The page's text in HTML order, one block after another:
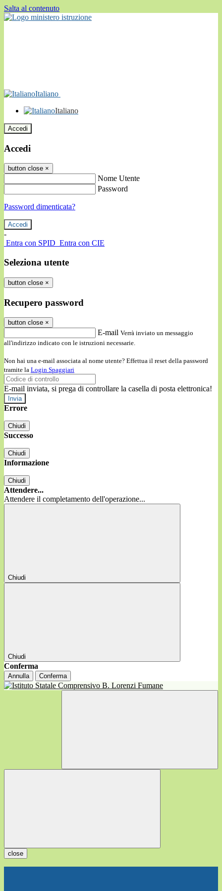
Salta al contenuto
Italiano
Italiano
Accedi
Accedi
button close ×
Nome Utente
Password
Password dimenticata?
-
Entra con SPID Entra con CIE
Seleziona utente
button close ×
Recupero password
button close ×
E-mail Verrà inviato un messaggio
all'indirizzo indicato con le istruzioni necessarie.
Non hai una e-mail associata al nome utente? Effettua il reset della password
tramite la Login Spaggiari
E-mail inviata, si prega di controllare la casella di posta elettronica!
Errore
Chiudi
Successo
Chiudi
Informazione
Chiudi
Attendere...
Attendere il completamento dell'operazione...
Chiudi
Chiudi
Conferma
Annulla Conferma
close